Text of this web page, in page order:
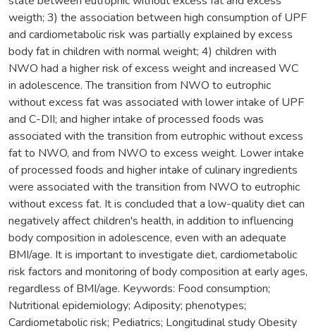
weigth; 3) the association between high consumption of UPF
and cardiometabolic risk was partially explained by excess
body fat in children with normal weight; 4) children with
NWO had a higher risk of excess weight and increased WC
in adolescence. The transition from NWO to eutrophic
without excess fat was associated with lower intake of UPF
and C-DII; and higher intake of processed foods was
associated with the transition from eutrophic without excess
fat to NWO, and from NWO to excess weight. Lower intake
of processed foods and higher intake of culinary ingredients
were associated with the transition from NWO to eutrophic
without excess fat. It is concluded that a low-quality diet can
negatively affect children's health, in addition to influencing
body composition in adolescence, even with an adequate
BMI/age. It is important to investigate diet, cardiometabolic
risk factors and monitoring of body composition at early ages,
regardless of BMI/age. Keywords: Food consumption;
Nutritional epidemiology; Adiposity; phenotypes;
Cardiometabolic risk; Pediatrics; Longitudinal study Obesity